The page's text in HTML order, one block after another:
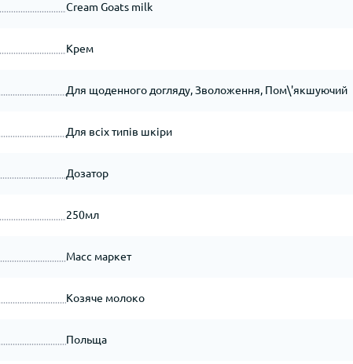
Cream Goats milk
Крем
Для щоденного догляду, Зволоження, Пом\'якшуючий
Для всіх типів шкіри
Дозатор
250мл
Масс маркет
Козяче молоко
Польща